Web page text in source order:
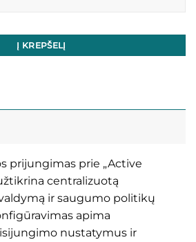
darbo vietos jungimas į AD
Į KREPŠELĮ
prijungimas prie „Active
centralizuotą
ir saugumo politikų
apima
nustatymus ir